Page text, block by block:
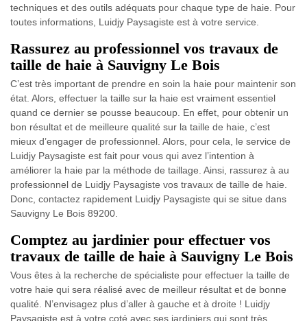
techniques et des outils adéquats pour chaque type de haie. Pour
toutes informations, Luidjy Paysagiste est à votre service.
Rassurez au professionnel vos travaux de
taille de haie à Sauvigny Le Bois
C’est très important de prendre en soin la haie pour maintenir son
état. Alors, effectuer la taille sur la haie est vraiment essentiel
quand ce dernier se pousse beaucoup. En effet, pour obtenir un
bon résultat et de meilleure qualité sur la taille de haie, c’est
mieux d’engager de professionnel. Alors, pour cela, le service de
Luidjy Paysagiste est fait pour vous qui avez l’intention à
améliorer la haie par la méthode de taillage. Ainsi, rassurez à au
professionnel de Luidjy Paysagiste vos travaux de taille de haie.
Donc, contactez rapidement Luidjy Paysagiste qui se situe dans
Sauvigny Le Bois 89200.
Comptez au jardinier pour effectuer vos
travaux de taille de haie à Sauvigny Le Bois
Vous êtes à la recherche de spécialiste pour effectuer la taille de
votre haie qui sera réalisé avec de meilleur résultat et de bonne
qualité. N’envisagez plus d’aller à gauche et à droite ! Luidjy
Paysagiste est à votre coté avec ses jardiniers qui sont très